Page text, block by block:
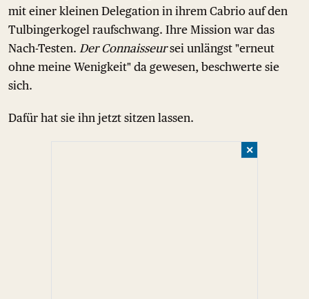
mit einer kleinen Delegation in ihrem Cabrio auf den
Tulbingerkogel raufschwang. Ihre Mission war das
Nach-Testen. Der Connaisseursei unlängst "erneut
ohne meine Wenigkeit" da gewesen, beschwerte sie
sich.
Dafür hat sie ihn jetzt sitzen lassen.
✕